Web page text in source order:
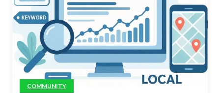
COMMUNITY